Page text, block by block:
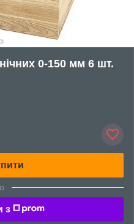
0-150 мм 6 шт.
з